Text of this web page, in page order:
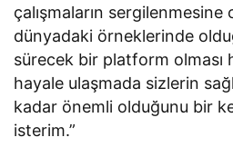
çalışmaların sergilenmesine
dünyadaki örneklerinde
sürecek bir platform olması
hayale ulaşmada sizlerin
kadar önemli olduğunu bir
isterim.”